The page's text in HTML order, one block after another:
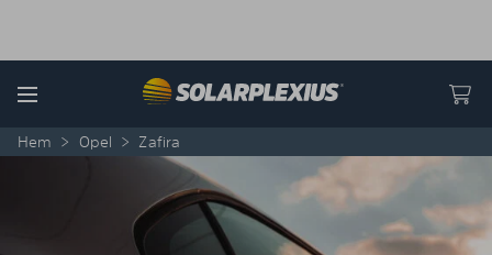
Menu
Hem > Opel > Zafira